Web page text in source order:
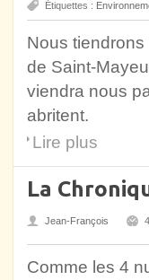
Étiquettes :
Nous
de Saint-
viendra nous
abritent.
Lire plus
La
Jean-François
Comme les 4